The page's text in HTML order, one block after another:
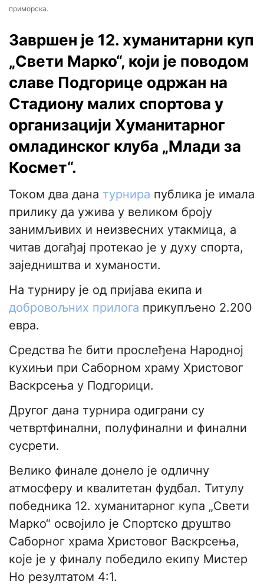
приморска.
Завршен је 12. хуманитарни куп
„Свети Марко“, који је поводом
славе Подгорице одржан на
Стадиону малих спортова у
организацији Хуманитарног
омладинског клуба „Млади за
Космет“.
Током два дана турнира публика је имала
прилику да ужива у великом броју
занимљивих и неизвесних утакмица, а
читав догађај протекао је у духу спорта,
заједништва и хуманости.
На турниру је од пријава екипа и
добровољних прилога прикупљено 2.200
евра.
Средства ће бити прослеђена Народној
кухињи при Саборном храму Христовог
Васкрсења у Подгорици.
Другог дана турнира одиграни су
четвртфинални, полуфинални и финални
сусрети.
Велико финале донело је одличну
атмосферу и квалитетан фудбал. Титулу
победника 12. хуманитарног купа „Свети
Марко“ освојило је Спортско друштво
Саборног храма Христовог Васкрсења,
које је у финалу победило екипу Мистер
Но резултатом 4:1.